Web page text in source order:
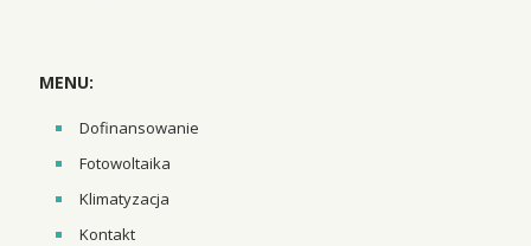
MENU:
Dofinansowanie
Fotowoltaika
Klimatyzacja
Kontakt